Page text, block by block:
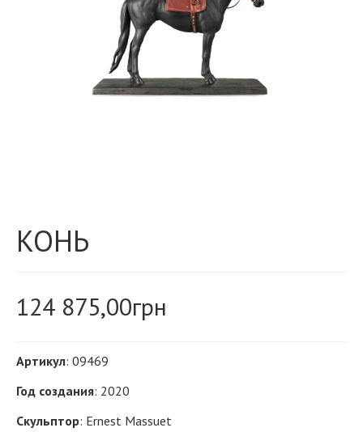
КОНЬ
124 875,00грн
Артикул: 09469
Год создания: 2020
Скульптор: Ernest Massuet